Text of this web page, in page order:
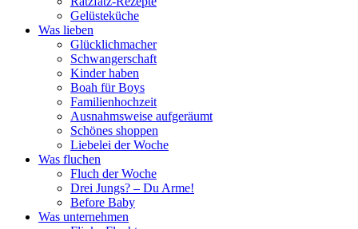
Gelüsteküche
Was lieben
Glücklichmacher
Schwangerschaft
Kinder haben
Boah für Boys
Familienhochzeit
Ausnahmsweise aufgeräumt
Schönes shoppen
Liebelei der Woche
Was fluchen
Fluch der Woche
Drei Jungs? – Du Arme!
Before Baby
Was unternehmen